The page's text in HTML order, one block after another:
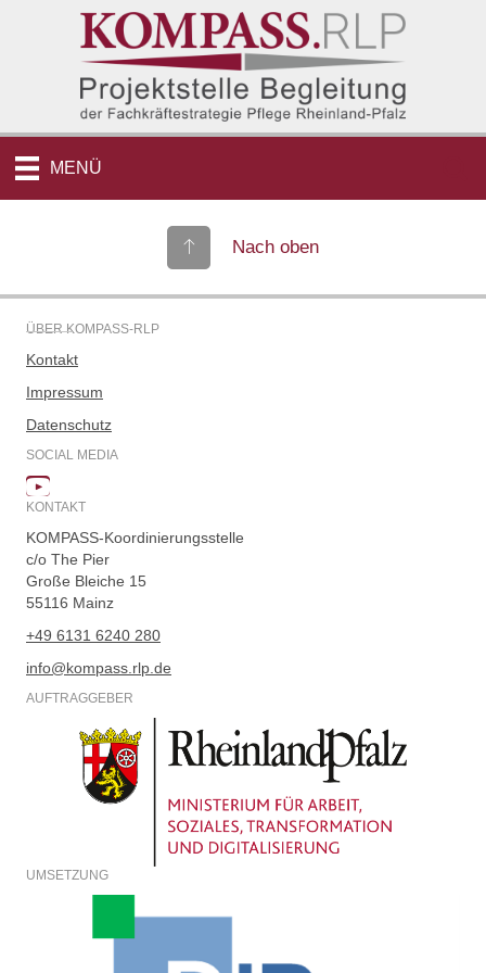
MENÜ
Nach oben
ÜBER KOMPASS-RLP
Kontakt
Impressum
Datenschutz
SOCIAL MEDIA
KONTAKT
KOMPASS-Koordinierungsstelle
c/o The Pier
Große Bleiche 15
55116 Mainz
+49 6131 6240 280
info@kompass.rlp.de
AUFTRAGGEBER
UMSETZUNG